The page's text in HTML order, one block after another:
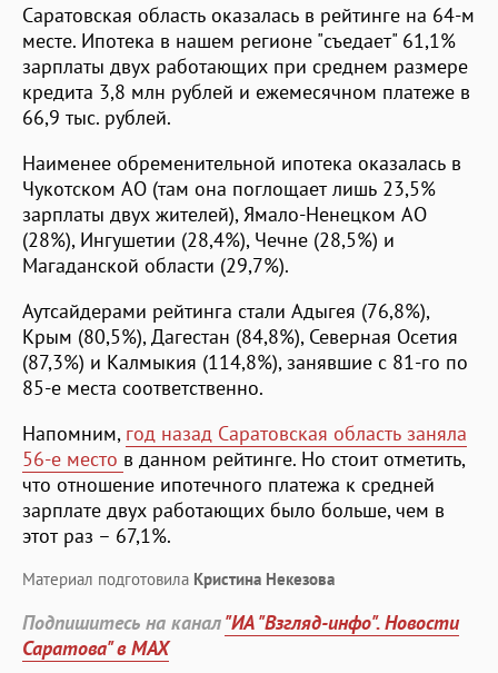
Саратовская область оказалась в рейтинге на 64-м
месте. Ипотека в нашем регионе "съедает" 61,1%
зарплаты двух работающих при среднем размере
кредита 3,8 млн рублей и ежемесячном платеже в
66,9 тыс. рублей.
Наименее обременительной ипотека оказалась в
Чукотском АО (там она поглощает лишь 23,5%
зарплаты двух жителей), Ямало-Ненецком АО
(28%), Ингушетии (28,4%), Чечне (28,5%) и
Магаданской области (29,7%).
Аутсайдерами рейтинга стали Адыгея (76,8%),
Крым (80,5%), Дагестан (84,8%), Северная Осетия
(87,3%) и Калмыкия (114,8%), занявшие с 81-го по
85-е места соответственно.
Напомним, год назад Саратовская область заняла
56-е место в данном рейтинге. Но стоит отметить,
что отношение ипотечного платежа к средней
зарплате двух работающих было больше, чем в
этот раз – 67,1%.
Материал подготовила Кристина Некезова
Подпишитесь на канал"ИА "Взгляд-инфо". Новости
Саратова" в MAX